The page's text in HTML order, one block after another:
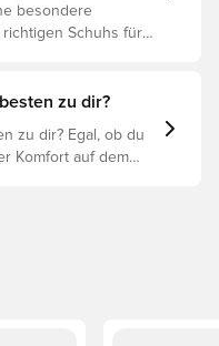
besondere
richtigen Schuhs für
um
zu dir?
zu dir? Egal, ob du
Komfort auf dem